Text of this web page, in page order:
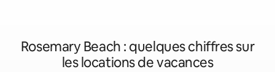
Rosemary Beach : quelques chiffres sur
les locations de vacances